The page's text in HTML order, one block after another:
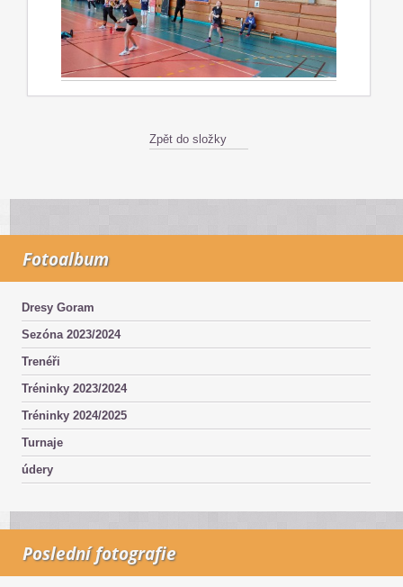
Zpět do složky
Fotoalbum
Dresy Goram
Sezóna 2023/2024
Trenéři
Tréninky 2023/2024
Tréninky 2024/2025
Turnaje
údery
Poslední fotografie